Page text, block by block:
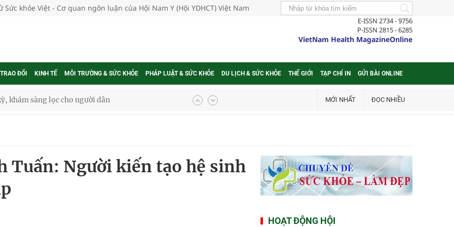
Sức khỏe Việt - Cơ quan ngôn luận của Hội Nam Y (Hội YDHCT) Việt Nam
E-ISSN 2734 - 9756
P-ISSN 2815 - 6285
VietNam Health MagazineOnline
ĐỔI KINH TẾ MÔI TRƯỜNG & SỨC KHỎE PHÁP LUẬT & SỨC KHỎE DU LỊCH & SỨC KHỎE THẾ GIỚI TẠP CHÍ IN GỬI BÀI ONLINE
cực hiệu quả
thực tế
ung thư
MỚI NHẤT ĐỌC NHIỀU
Tuấn: Người kiến tạo hệ sinh
HOẠT ĐỘNG HỘI